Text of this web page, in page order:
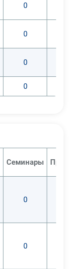
0
0
0
0
Семинары
0
0